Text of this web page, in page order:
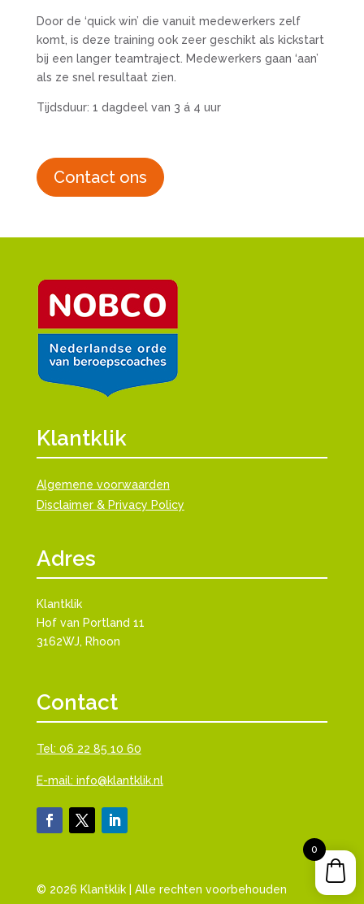
Door de ‘quick win’ die vanuit medewerkers zelf
komt, is deze training ook zeer geschikt als kickstart
bij een langer teamtraject. Medewerkers gaan ‘aan’
als ze snel resultaat zien.
Tijdsduur: 1 dagdeel van 3 á 4 uur
Contact ons
Klantklik
Algemene voorwaarden
Disclaimer & Privacy Policy
Adres
Klantklik
Hof van Portland 11
3162WJ, Rhoon
Contact
Tel: 06 22 85 10 60
E-mail: info@klantklik.nl
© 2026 Klantklik | Alle rechten voorbehouden
0